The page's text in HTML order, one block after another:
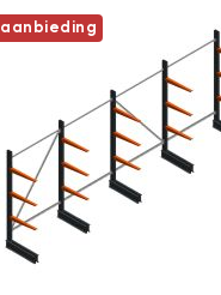
aanbieding